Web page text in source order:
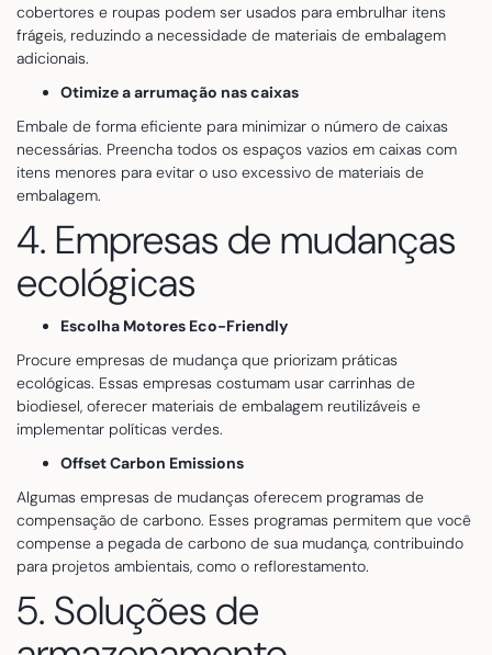
cobertores e roupas podem ser usados para embrulhar itens
frágeis, reduzindo a necessidade de materiais de embalagem
adicionais.
Otimize a arrumação nas caixas
Embale de forma eficiente para minimizar o número de caixas
necessárias. Preencha todos os espaços vazios em caixas com
itens menores para evitar o uso excessivo de materiais de
embalagem.
4. Empresas de mudanças
ecológicas
Escolha Motores Eco-Friendly
Procure empresas de mudança que priorizam práticas
ecológicas. Essas empresas costumam usar carrinhas de
biodiesel, oferecer materiais de embalagem reutilizáveis e
implementar políticas verdes.
Offset Carbon Emissions
Algumas empresas de mudanças oferecem programas de
compensação de carbono. Esses programas permitem que você
compense a pegada de carbono de sua mudança, contribuindo
para projetos ambientais, como o reflorestamento.
5. Soluções de